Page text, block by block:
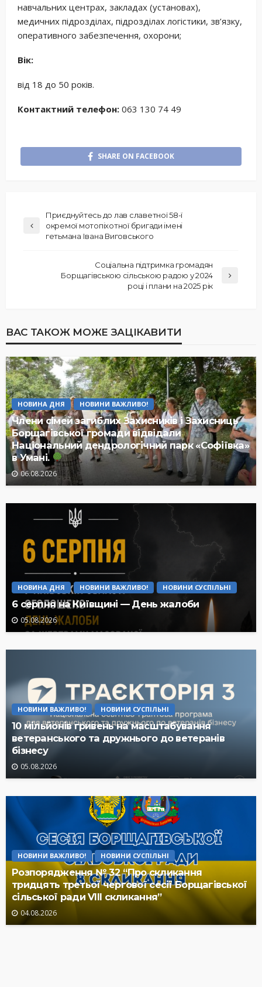
навчальних центрах, закладах (установах),
медичних підрозділах, підрозділах логістики, зв’язку,
оперативного забезпечення, охорони;
Вік:
від 18 до 50 років.
Контактний телефон: 063 130 74 49
SHARE ON FACEBOOK
Приєднуйтесь до лав славетної 58-ї
окремої мотопіхотної бригади імені
гетьмана Івана Виговського
Соціальна підтримка громадян
Борщагівською сільською радою у 2024
році і плани на 2025 рік
ВАС ТАКОЖ МОЖЕ ЗАЦІКАВИТИ
НОВИНА ДНЯ НОВИНИ ВАЖЛИВО!
Члени сімей загиблих Захисників і Захисниць
Борщагівської громади відвідали
Національний дендрологічний парк «Софіївка»
в Умані.
06.08.2026
НОВИНА ДНЯ НОВИНИ ВАЖЛИВО! НОВИНИ СУСПІЛЬНІ
6 серпня на Київщині — День жалоби
05.08.2026
НОВИНИ ВАЖЛИВО! НОВИНИ СУСПІЛЬНІ
10 мільйонів гривень на масштабування
ветеранського та дружнього до ветеранів
бізнесу
05.08.2026
НОВИНИ ВАЖЛИВО! НОВИНИ СУСПІЛЬНІ
Розпорядження № 32 “Про скликання
тридцять третьої чергової сесії Борщагівської
сільської ради VIII скликання”
04.08.2026